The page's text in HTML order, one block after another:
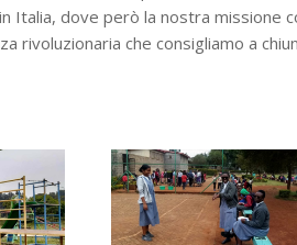
Italia, dove però la nostra missione
rivoluzionaria che consigliamo a